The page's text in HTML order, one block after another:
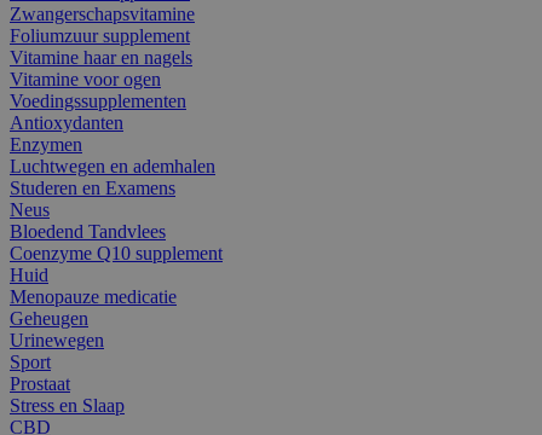
Zwangerschapsvitamine
Foliumzuur supplement
Vitamine haar en nagels
Vitamine voor ogen
Voedingssupplementen
Antioxydanten
Enzymen
Luchtwegen en ademhalen
Studeren en Examens
Neus
Bloedend Tandvlees
Coenzyme Q10 supplement
Huid
Menopauze medicatie
Geheugen
Urinewegen
Sport
Prostaat
Stress en Slaap
CBD